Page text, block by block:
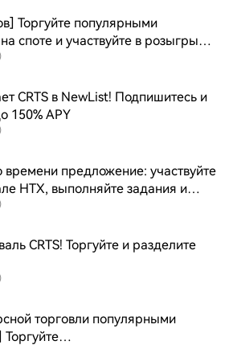
Торгуйте популярными
споте и участвуйте в розыгрыше
призового фонда $50 000
CRTS в NewList! Подпишитесь и
150% APY
предложение: участвуйте
HTX, выполняйте задания и
до 180 USDT!
CRTS! Торгуйте и разделите
торговли популярными